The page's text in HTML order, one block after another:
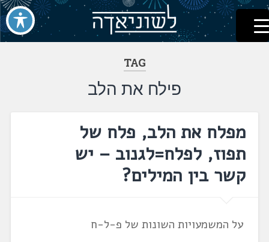
דלג
לתוכן
לשוניאדה
עברית. לשון. שפה
TAG
פילח את הלב
מפלח את הלב, פלח של
תפוז, לפלח=לגנוב – יש
קשר בין המילים?
על המשמעויות השונות של פ-ל-ח